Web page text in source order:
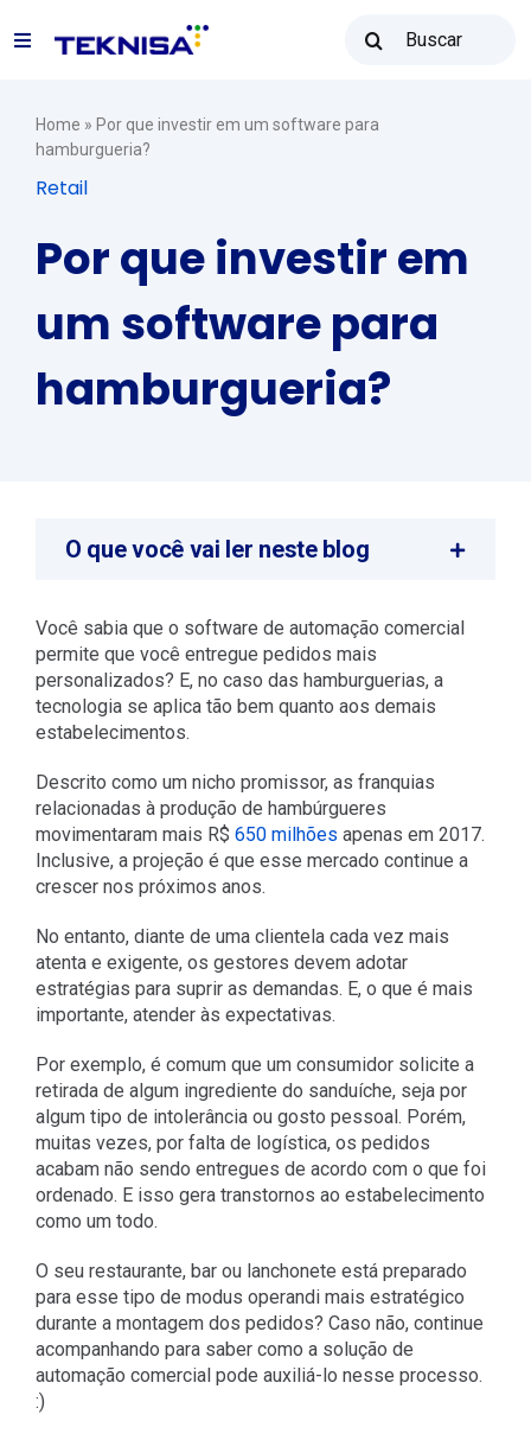
para
resultados
Toggle
Soluções
Vendas: (31) 2122-2300
Home » Por que investir em um software para
hamburgueria?
Retail
Por que investir em
um software para
hamburgueria?
Você sabia que o software de automação comercial
permite que você entregue pedidos mais
personalizados? E, no caso das hamburguerias, a
tecnologia se aplica tão bem quanto aos demais
estabelecimentos.
Descrito como um nicho promissor, as franquias
relacionadas à produção de hambúrgueres
movimentaram mais R$ 650 milhões apenas em 2017.
Inclusive, a projeção é que esse mercado continue a
crescer nos próximos anos.
No entanto, diante de uma clientela cada vez mais
atenta e exigente, os gestores devem adotar
estratégias para suprir as demandas. E, o que é mais
importante, atender às expectativas.
Por exemplo, é comum que um consumidor solicite a
retirada de algum ingrediente do sanduíche, seja por
algum tipo de intolerância ou gosto pessoal. Porém,
muitas vezes, por falta de logística, os pedidos
acabam não sendo entregues de acordo com o que foi
ordenado. E isso gera transtornos ao estabelecimento
como um todo.
O seu restaurante, bar ou lanchonete está preparado
para esse tipo de modus operandi mais estratégico
durante a montagem dos pedidos? Caso não, continue
acompanhando para saber como a solução de
automação comercial pode auxiliá-lo nesse processo.
:)
O que você vai ler neste blog